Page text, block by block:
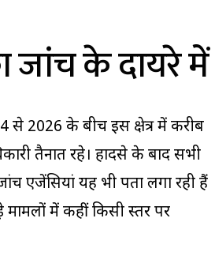
जांच के दायरे में
से 2026 के बीच इस क्षेत्र में करीब
तैनात रहे। हादसे के बाद सभी
एजेंसियां यह भी पता लगा रही हैं
में कहीं किसी स्तर पर